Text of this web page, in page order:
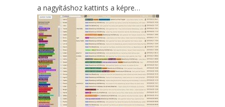
a nagyításhoz kattints a képre…